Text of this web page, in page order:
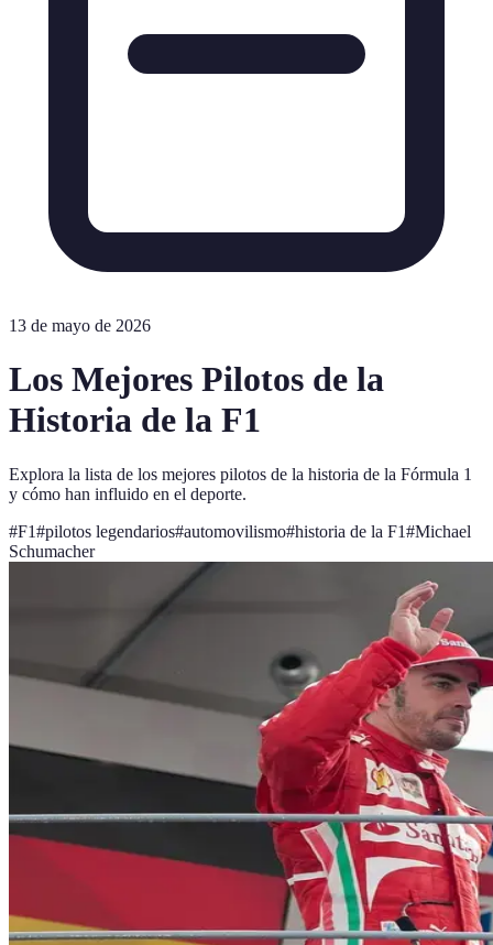
13 de mayo de 2026
Los Mejores Pilotos de la
Historia de la F1
Explora la lista de los mejores pilotos de la historia de la Fórmula 1
y cómo han influido en el deporte.
#F1#pilotos legendarios#automovilismo#historia de la F1#Michael
Schumacher